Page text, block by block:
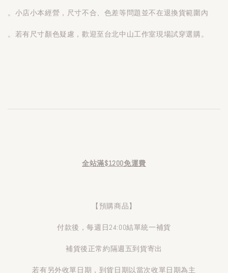
。小店小本經營，尺寸不合、色差等問題並不在退換貨範圍內
。若有尺寸顏色疑慮，歡迎至台北中山工作室現場試穿選購。
全站滿$1200免運費
【預購商品】
付款後，每週日24:00結單統一補貨
補貨後正常約隔週五到貨寄出
若有另外收單日期，到貨日期以當次收單日期為主